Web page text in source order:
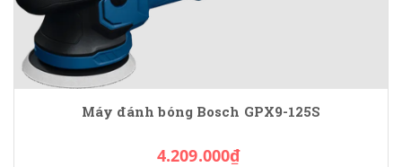
Máy đánh bóng Bosch GPX9-125S
4.209.000₫